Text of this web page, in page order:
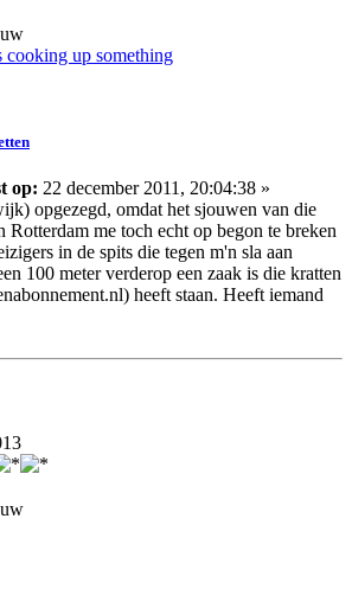
op: 22 december 2011, 20:04:38 »
opgezegd, omdat het sjouwen van die
Rotterdam me toch echt op begon te breken
in de spits die tegen m'n sla aan
100 meter verderop een zaak is die kratten
heeft staan. Heeft iemand